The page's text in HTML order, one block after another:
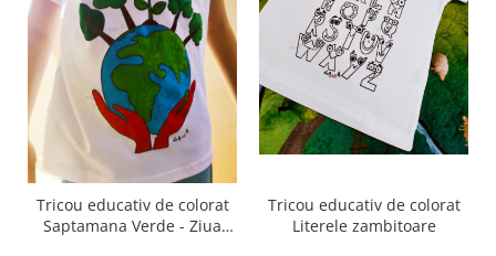
Tricou educativ de colorat
Saptamana Verde - Ziua
Tricou educativ de colorat
Literele zambitoare